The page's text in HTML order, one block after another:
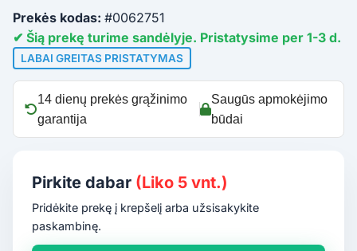
Prekės kodas: #0062751
✔ Šią prekę turime sandėlyje. Pristatysime per 1-3 d.
LABAI GREITAS PRISTATYMAS
14 dienų prekės grąžinimo
garantija
Saugūs apmokėjimo
būdai
Pirkite dabar (Liko 5 vnt.)
Pridėkite prekę į krepšelį arba užsisakykite
paskambinę.